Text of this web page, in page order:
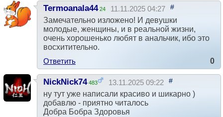
Termoanala44 24 11.11.2025 04:27 #
Замечательно изложено! И девушки
молодые, женщины, и в реальной жизни,
очень хорошенько любят в анальчик, ибо это
восхитительно.
Ответить
0
NickNick74 483 13.11.2025 09:22 #
ну тут уже написали красиво и шикарно )
добавлю - приятно читалось
Добра Бобра Здоровья